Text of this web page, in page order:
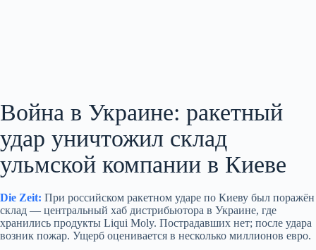
Война в Украине: ракетный
удар уничтожил склад
ульмской компании в Киеве
Die Zeit: При российском ракетном ударе по Киеву был поражён
склад — центральный хаб дистрибьютора в Украине, где
хранились продукты Liqui Moly. Пострадавших нет; после удара
возник пожар. Ущерб оценивается в несколько миллионов евро.